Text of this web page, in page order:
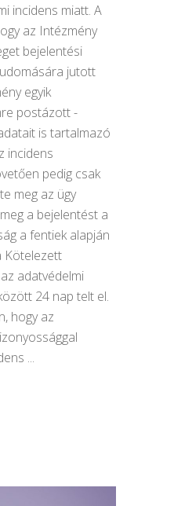
incidens miatt. A
az Intézmény
bejelentési
jutott
egyik
postázott -
is tartalmazó
incidens
pedig csak
meg az ügy
a bejelentést a
a fentiek alapján
Kötelezett
adatvédelmi
24 nap telt el.
hogy az